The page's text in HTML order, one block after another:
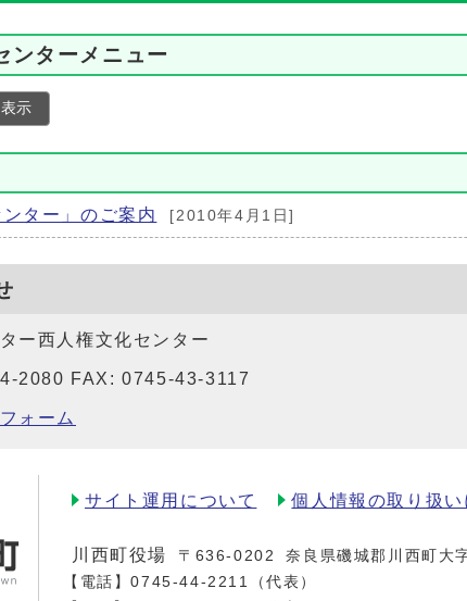
ンターメニュー
表示
ンター」のご案内 [2010年4月1日]
ー西人権文化センター
2080 FAX: 0745-43-3117
ォーム
サイト運用について 個人情報の取り扱い
川西町役場 〒636-0202
奈良県磯城郡川西町大
【電話】0745-44-2211
（代表）